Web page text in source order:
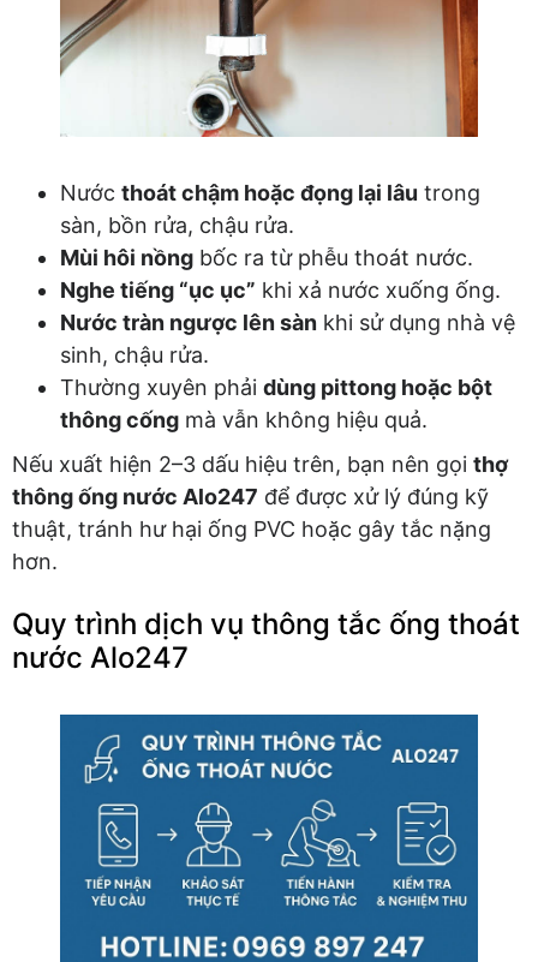
Nước thoát chậm hoặc đọng lại lâu trong
sàn, bồn rửa, chậu rửa.
Mùi hôi nồng bốc ra từ phễu thoát nước.
Nghe tiếng “ục ục” khi xả nước xuống ống.
Nước tràn ngược lên sàn khi sử dụng nhà vệ
sinh, chậu rửa.
Thường xuyên phải dùng pittong hoặc bột
thông cống mà vẫn không hiệu quả.
Nếu xuất hiện 2–3 dấu hiệu trên, bạn nên gọi thợ
thông ống nước Alo247 để được xử lý đúng kỹ
thuật, tránh hư hại ống PVC hoặc gây tắc nặng
hơn.
Quy trình dịch vụ thông tắc ống thoát
nước Alo247